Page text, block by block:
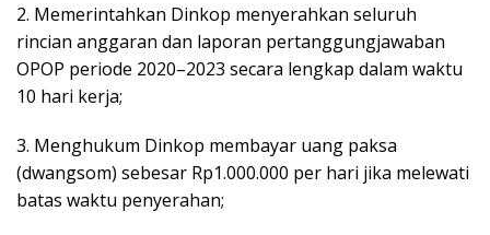
​2. Memerintahkan Dinkop menyerahkan seluruh
rincian anggaran dan laporan pertanggungjawaban
OPOP periode 2020–2023 secara lengkap dalam waktu
10 hari kerja;
​3. Menghukum Dinkop membayar uang paksa
(dwangsom) sebesar Rp1.000.000 per hari jika melewati
batas waktu penyerahan;